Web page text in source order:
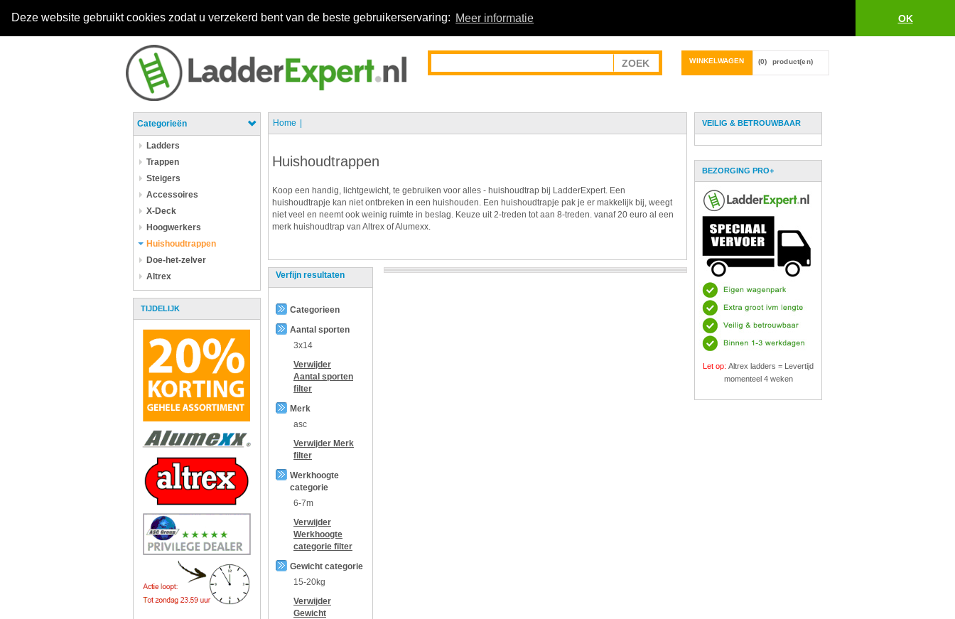
Deze website gebruikt cookies zodat u verzekerd bent van de beste gebruikerservaring: Meer informatie OK
WINKELWAGEN (0) product(en)
Categorieën
Ladders
Trappen
Steigers
Accessoires
X-Deck
Hoogwerkers
Huishoudtrappen
Doe-het-zelver
Altrex
TIJDELIJK
Home
Huishoudtrappen
Koop een handig, lichtgewicht, te gebruiken voor alles - huishoudtrap bij LadderExpert. Een
huishoudtrapje kan niet ontbreken in een huishouden. Een huishoudtrapje pak je er makkelijk bij, weegt
niet veel en neemt ook weinig ruimte in beslag. Keuze uit 2-treden tot aan 8-treden. vanaf 20 euro al een
merk huishoudtrap van Altrex of Alumexx.
Verfijn resultaten
Categorieen
Aantal sporten
3x14
Verwijder
Aantal sporten
filter
Merk
asc
Verwijder Merk
filter
Werkhoogte
categorie
6-7m
Verwijder
Werkhoogte
categorie filter
Gewicht categorie
15-20kg
Verwijder
Gewicht
VEILIG & BETROUWBAAR
BEZORGING PRO+
Let op: Altrex ladders = Levertijd
momenteel 4 weken